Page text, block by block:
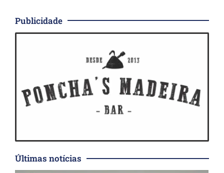
Publicidade
Últimas notícias